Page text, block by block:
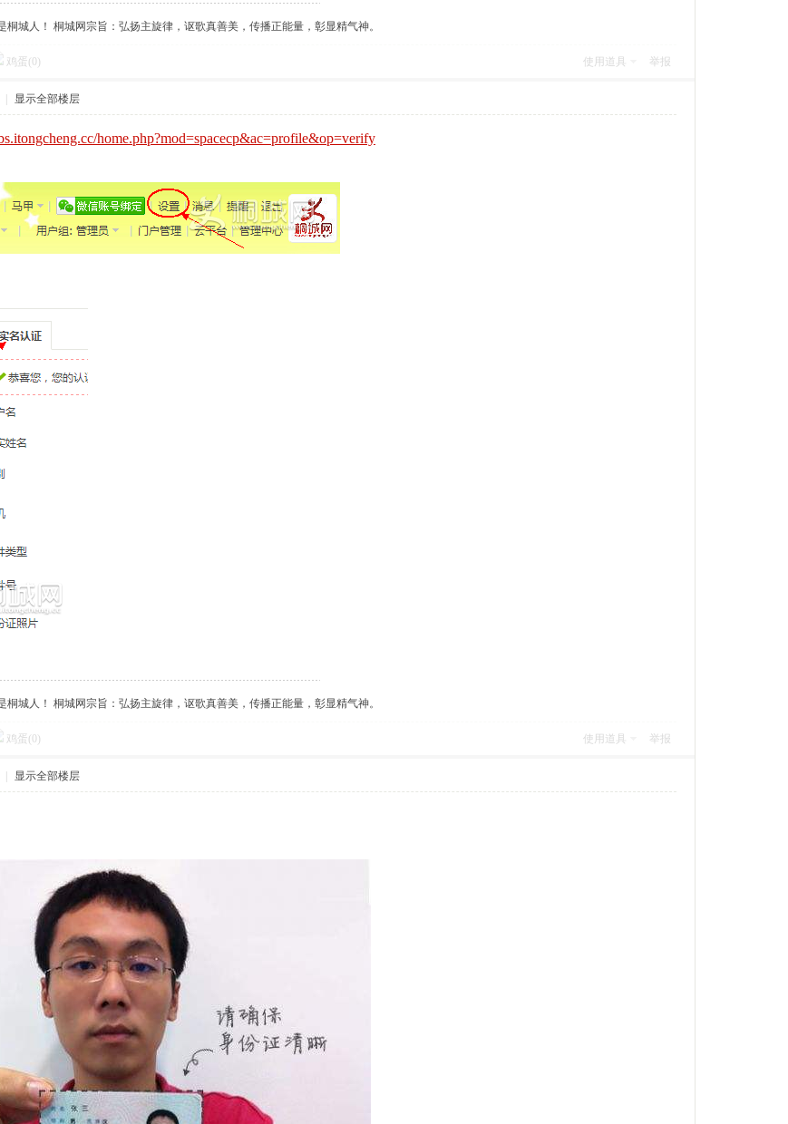
桐城人！ 桐城网宗旨：弘扬主旋律，讴歌真善美，传播正能量，彰显精气神。
鸡蛋( 0 ) 使用道具 举报
显示全部楼层
home.php?mod=spacecp&ac=profile&op=verify
桐城人！ 桐城网宗旨：弘扬主旋律，讴歌真善美，传播正能量，彰显精气神。
鸡蛋( 0 ) 使用道具 举报
显示全部楼层